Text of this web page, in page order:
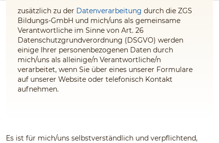
zusätzlich zu der Datenverarbeitung durch die ZGS
Bildungs-GmbH und mich/uns als gemeinsame
Verantwortliche im Sinne von Art. 26
Datenschutzgrundverordnung (DSGVO) werden
einige Ihrer personenbezogenen Daten durch
mich/uns als alleinige/n Verantwortliche/n
verarbeitet, wenn Sie über eines unserer Formulare
auf unserer Website oder telefonisch Kontakt
aufnehmen.
Es ist für mich/uns selbstverständlich und verpflichtend,